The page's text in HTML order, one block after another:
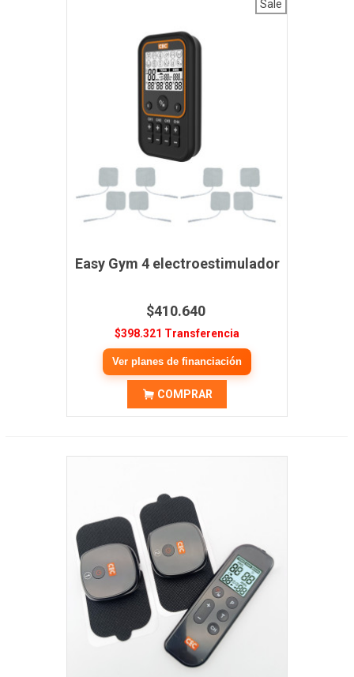
Sale
Easy Gym 4 electroestimulador
$410.640
$398.321 Transferencia
Ver planes de financiación
COMPRAR